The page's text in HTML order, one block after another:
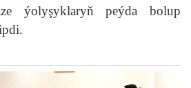
ýolyşyklaryň peýda bolup